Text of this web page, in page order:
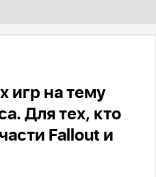
игр на тему
Для тех, кто
Fallout и